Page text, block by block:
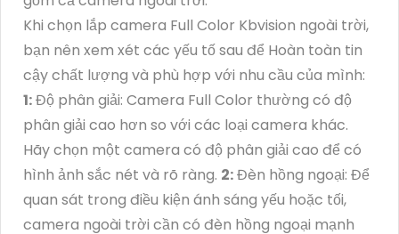
Khi chọn lắp camera Full Color Kbvision ngoài trời,
bạn nên xem xét các yếu tố sau để Hoàn toàn tin
cậy chất lượng và phù hợp với nhu cầu của mình:
1:Độ phân giải: Camera Full Color thường có độ
phân giải cao hơn so với các loại camera khác.
Hãy chọn một camera có độ phân giải cao để có
hình ảnh sắc nét và rõ ràng. 2:Đèn hồng ngoại: Để
quan sát trong điều kiện ánh sáng yếu hoặc tối,
camera ngoài trời cần có đèn hồng ngoại mạnh